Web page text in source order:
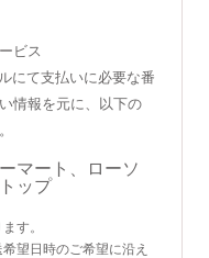
ビス
にて支払いに必要な番
情報を元に、以下の
す。
望日時のご希望に沿え